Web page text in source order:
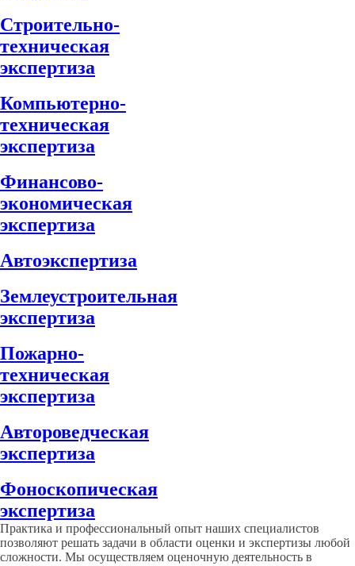
Строительно-
техническая
экспертиза
Компьютерно-
техническая
экспертиза
Финансово-
экономическая
экспертиза
Автоэкспертиза
Землеустроительная
экспертиза
Пожарно-
техническая
экспертиза
Автороведческая
экспертиза
Фоноскопическая
экспертиза
Практика и профессиональный опыт наших специалистов
позволяют решать задачи в области оценки и экспертизы любой
сложности. Мы осуществляем оценочную деятельность в